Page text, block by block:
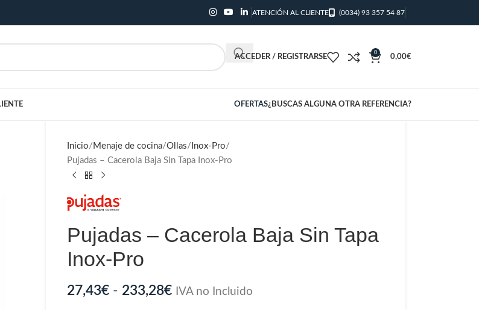
ATENCIÓN AL CLIENTE (0034) 93 357 54 87
ACCEDER / REGISTRARSE
0
0,00€
OFERTAS¿BUSCAS ALGUNA OTRA REFERENCIA?
Inicio Menaje de cocina Ollas
Inox-Pro
Pujadas – Cacerola Baja Sin Tapa Inox-Pro
Pujadas – Cacerola Baja Sin Tapa
Inox-Pro
27,43€ - 233,28€ IVA no Incluido